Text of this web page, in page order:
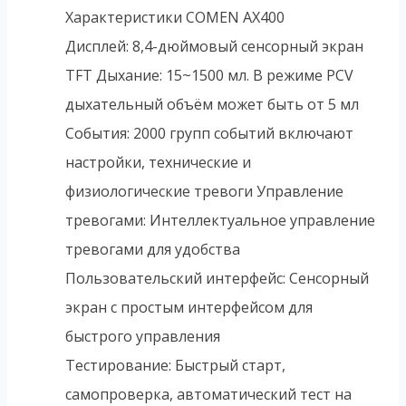
Характеристики COMEN AX400
Дисплей: 8,4-дюймовый сенсорный экран
TFT Дыхание: 15~1500 мл. В режиме PCV
дыхательный объём может быть от 5 мл
События: 2000 групп событий включают
настройки, технические и
физиологические тревоги Управление
тревогами: Интеллектуальное управление
тревогами для удобства
Пользовательский интерфейс: Сенсорный
экран с простым интерфейсом для
быстрого управления
Тестирование: Быстрый старт,
самопроверка, автоматический тест на